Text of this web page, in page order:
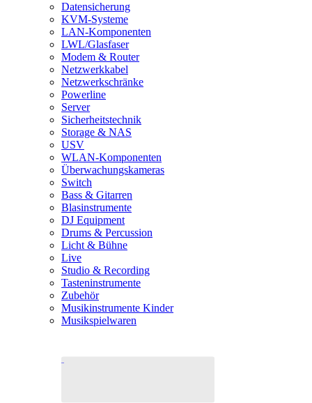
Datensicherung
KVM-Systeme
LAN-Komponenten
LWL/Glasfaser
Modem & Router
Netzwerkkabel
Netzwerkschränke
Powerline
Server
Sicherheitstechnik
Storage & NAS
USV
WLAN-Komponenten
Überwachungskameras
Switch
Bass & Gitarren
Blasinstrumente
DJ Equipment
Drums & Percussion
Licht & Bühne
Live
Studio & Recording
Tasteninstrumente
Zubehör
Musikinstrumente Kinder
Musikspielwaren